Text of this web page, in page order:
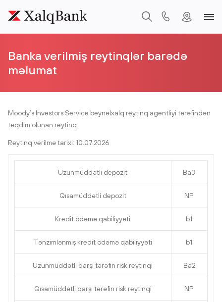
Banka verilmiş reytinqlər barədə
məlumat
Moody’s Investors Service beynəlxalq reytinq agentliyi tərəfindən
təqdim olunan reytinq:
Reytinq verilmə tarixi: 10.07.2026
Uzunmüddətli depozit Ba3
Qısamüddətli depozit NP
Kredit ödəmə qabiliyyəti b1
Tənzimlənmiş kredit ödəmə qabiliyyəti b1
Uzunmüddətli qarşı tərəfin risk reytinqi Ba2
Qısamüddətli qarşı tərəfin risk reytinqi NP